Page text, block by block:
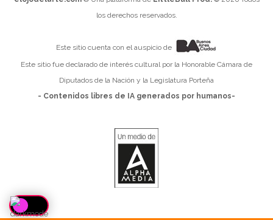
los derechos reservados.
Este sitio cuenta con el auspicio de
Este sitio fue declarado de interés cultural por la Honorable Cámara de
Diputados de la Nación y la Legislatura Porteña
- Contenidos libres de IA generados por humanos-